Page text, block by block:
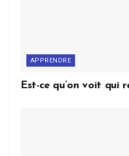
APPRENDRE
Est-ce qu’on voit qui